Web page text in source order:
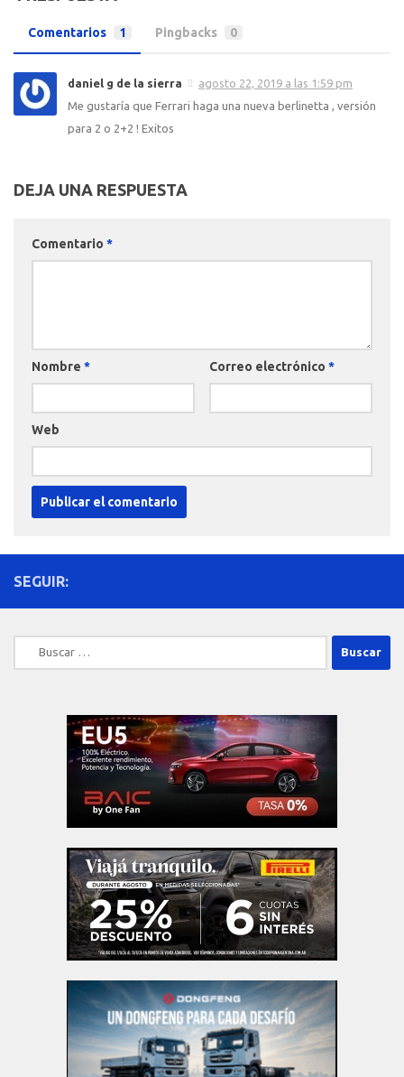
Comentarios 1 Pingbacks 0
daniel g de la sierra
agosto 22, 2019 a las 1:59 pm
Me gustaría que Ferrari haga una nueva berlinetta , versión
para 2 o 2+2 ! Exitos
DEJA UNA RESPUESTA
Comentario *
Nombre * Correo electrónico *
Web
SEGUIR:
Buscar: